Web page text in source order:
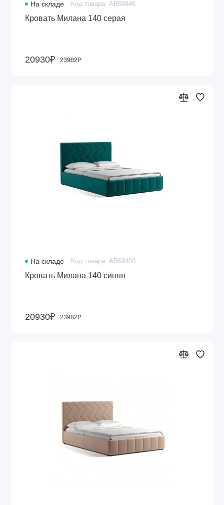
На складе Код товара: AR69446
Кровать Милана 140 серая
20930₽ 23982₽
На складе Код товара: AR69403
Кровать Милана 140 синяя
20930₽ 23982₽